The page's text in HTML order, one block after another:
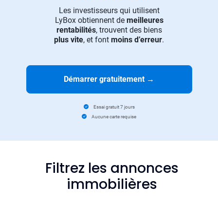
Les investisseurs qui utilisent
LyBox obtiennent de meilleures
rentabilités, trouvent des biens
plus vite, et font moins d’erreur.
Démarrer gratuitement →
Essai gratuit 7 jours
Aucune carte requise
Filtrez les annonces
immobilières